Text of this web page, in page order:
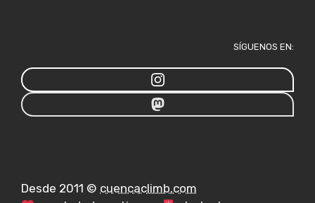
SÍGUENOS EN:
Desde 2011 © cuencaclimb.com